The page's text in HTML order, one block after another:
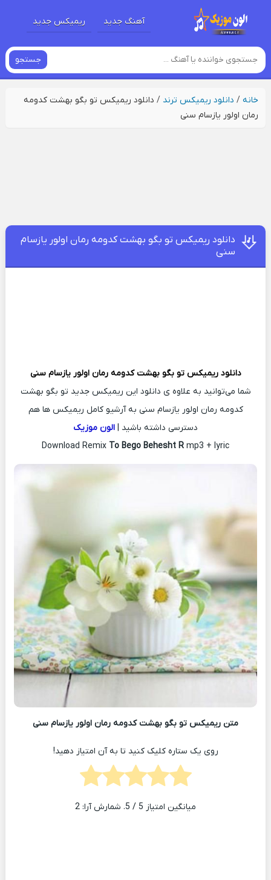
آهنگ جدید ریمیکس جدید
جستجو
خانه/ دانلود ریمیکس ترند / دانلود ریمیکس تو بگو بهشت کدومه
رمان اولور یازسام سنی
دانلود ریمیکس تو بگو بهشت کدومه رمان اولور یازسام
سنی
دانلود ریمیکس تو بگو بهشت کدومه رمان اولور یازسام سنی
شما می‌توانید به علاوه ی دانلود این ریمیکس جدید تو بگو بهشت
کدومه رمان اولور یازسام سنی به آرشیو کامل ریمیکس ها هم
دسترسی داشته باشید | الون موزیک
Download Remix To Bego Behesht R mp3 + lyric
متن ریمیکس تو بگو بهشت کدومه رمان اولور یازسام سنی
روی یک ستاره کلیک کنید تا به آن امتیاز دهید!
میانگین امتیاز 5 / 5. شمارش آرا: 2